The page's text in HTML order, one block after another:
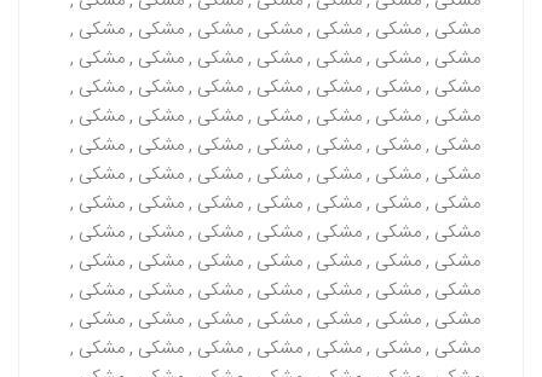
مشکی , مشکی , مشکی , مشکی , مشکی , مشکی , مشکی ,
مشکی , مشکی , مشکی , مشکی , مشکی , مشکی , مشکی ,
مشکی , مشکی , مشکی , مشکی , مشکی , مشکی , مشکی ,
مشکی , مشکی , مشکی , مشکی , مشکی , مشکی , مشکی ,
مشکی , مشکی , مشکی , مشکی , مشکی , مشکی , مشکی ,
مشکی , مشکی , مشکی , مشکی , مشکی , مشکی , مشکی ,
مشکی , مشکی , مشکی , مشکی , مشکی , مشکی , مشکی ,
مشکی , مشکی , مشکی , مشکی , مشکی , مشکی , مشکی ,
مشکی , مشکی , مشکی , مشکی , مشکی , مشکی , مشکی ,
مشکی , مشکی , مشکی , مشکی , مشکی , مشکی , مشکی ,
مشکی , مشکی , مشکی , مشکی , مشکی , مشکی , مشکی ,
مشکی , مشکی , مشکی , مشکی , مشکی , مشکی , مشکی ,